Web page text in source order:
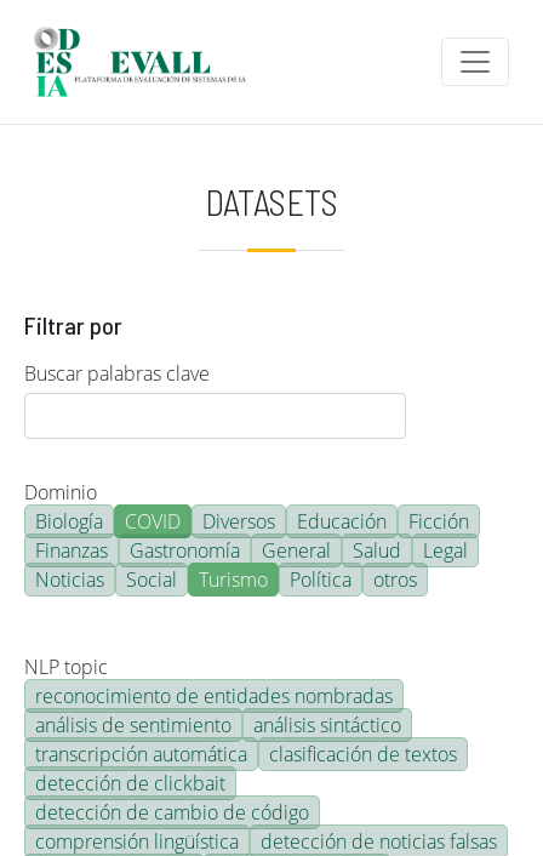
DATASETS
Filtrar por
Buscar palabras clave
Dominio
Biología
COVID Diversos Educación
Ficción
Finanzas
Gastronomía General Salud
Legal
Noticias
Social Turismo Política otros
NLP topic
reconocimiento de entidades nombradas
análisis de sentimiento
análisis sintáctico
transcripción automática
clasificación de textos
detección de clickbait
detección de cambio de código
comprensión lingüística
detección de noticias falsas